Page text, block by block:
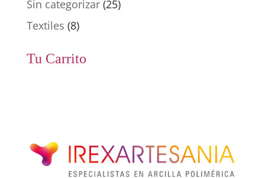
Sin categorizar (25)
Textiles (8)
Tu Carrito